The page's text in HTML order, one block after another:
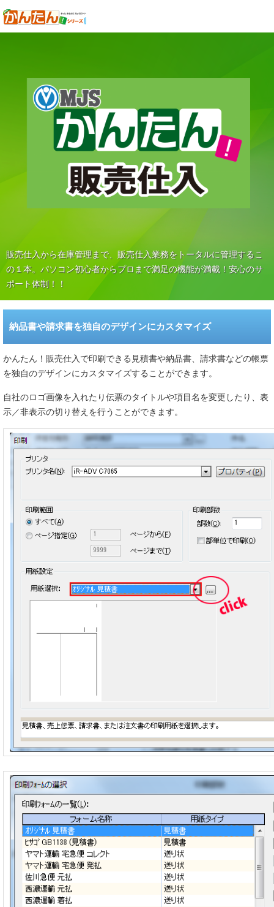
販売仕入から在庫管理まで、販売仕入業務をトータルに管理するこ
の１本。パソコン初心者からプロまで満足の機能が満載！安心のサ
ポート体制！！
納品書や請求書を独自のデザインにカスタマイズ
かんたん！販売仕入で印刷できる見積書や納品書、請求書などの帳票
を独自のデザインにカスタマイズすることができます。
自社のロゴ画像を入れたり伝票のタイトルや項目名を変更したり、表
示／非表示の切り替えを行うことができます。